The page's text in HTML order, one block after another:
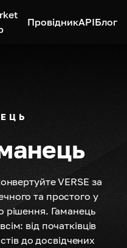
ПровідникAPIБлог
VERSE за
та простого у
рішення. Гаманець
від початківців
до досвідчених